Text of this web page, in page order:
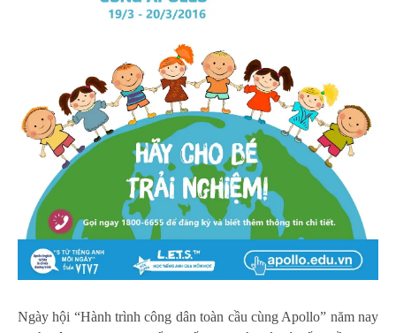
Ngày hội “Hành trình công dân toàn cầu cùng Apollo” năm nay